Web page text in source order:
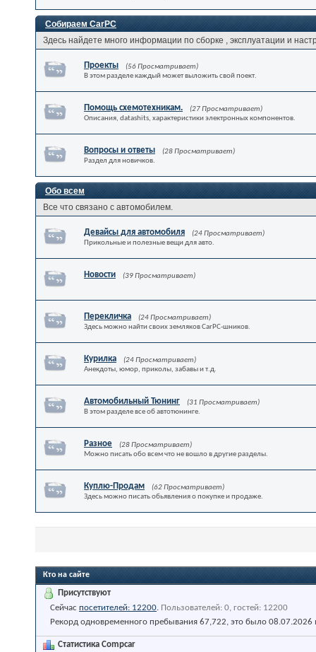
Собираем CarPC
Здесь найдете много информации по сборке , эксплуатации и
Проекты
(56 Просматривает)
В этом разделе каждый может выложить свой поект.
Помощь схемотехникам.
(27 Просматривает)
Описания, datashits, характеристики электронных компонентов.
Вопросы и ответы
(28 Просматривает)
Раздел для новичков.
Обо всем
Все что связано с автомобилем.
Девайсы для автомобиля
(24 Просматривает)
Прикольные и полезные вещи для авто.
Новости (39 Просматривает)
Перекличка
(24 Просматривает)
Здесь можно найти своих земляков CarPC-шников.
Курилка
(24 Просматривает)
Анекдоты, юмор, приколы, забавы и т.д.
Автомобильный Тюнинг
(31 Просматривает)
В этом разделе все об автотюнинге.
Разное
(28 Просматривает)
Можно писать обо всем что не вошло в другие разделы.
Куплю-Продам
(62 Просматривает)
Здесь можно писать обьявления о покупке и продаже.
Кто на сайте
Присутствуют
Сейчас посетителей: 12200. Пользователей: 0, гостей: 12200
Рекорд одновременного пребывания 67,722, это было 08.07.2026
Статистика Compcar